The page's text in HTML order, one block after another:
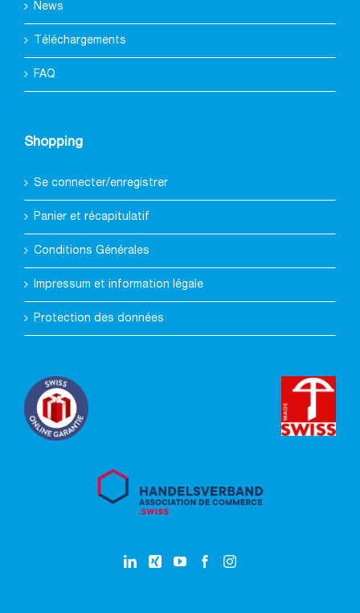
News
Téléchargements
FAQ
Shopping
Se connecter/enregistrer
Panier et récapitulatif
Conditions Générales
Impressum et information légale
Protection des données